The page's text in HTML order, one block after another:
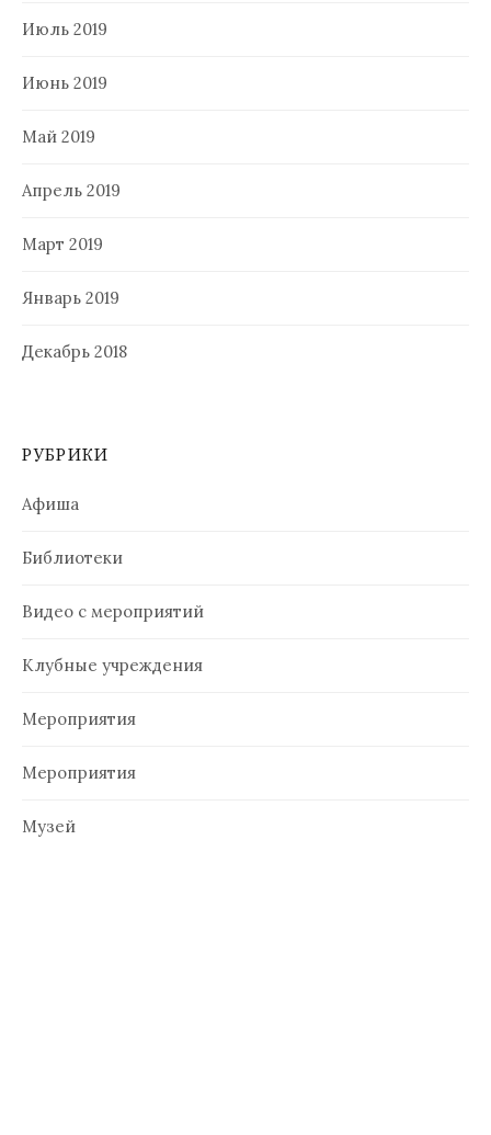
Июль 2019
Июнь 2019
Май 2019
Апрель 2019
Март 2019
Январь 2019
Декабрь 2018
РУБРИКИ
Афиша
Библиотеки
Видео с мероприятий
Клубные учреждения
Мероприятия
Мероприятия
Музей